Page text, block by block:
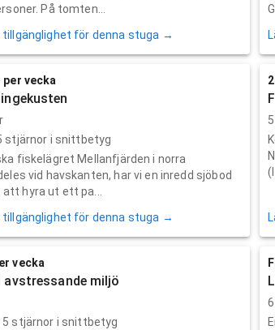
På tomten...
tillgänglighet för denna stuga →
per vecka
stjärnor i snittbetyg
fiskelägret Mellanfjärden i norra
vid havskanten, har vi en inredd sjöbod
hyra ut ett pa...
tillgänglighet för denna stuga →
vecka
avstressande miljö
5 stjärnor i snittbetyg